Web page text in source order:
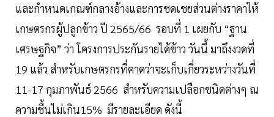
และกำหนดเกณฑ์กลางอ้างและการชดเชยส่วนต่างราคาให้
เกษตรกรผู้ปลูกข้าว ปี 2565/66 รอบที่ 1 เผยกับ “ฐาน
เศรษฐกิจ” ว่า โครงการประกันรายได้ข้าว วันนี้ มาถึงงวดที่
19 แล้ว สำหรับเกษตรกรที่คาดว่าจะเก็บเกี่ยวระหว่างวันที่
11-17 กุมภาพันธ์ 2566 สำหรับความเปลือกชนิดต่างๆ ณ
ความชื้นไม่เกิน15% มีรายละเอียด ดังนี้